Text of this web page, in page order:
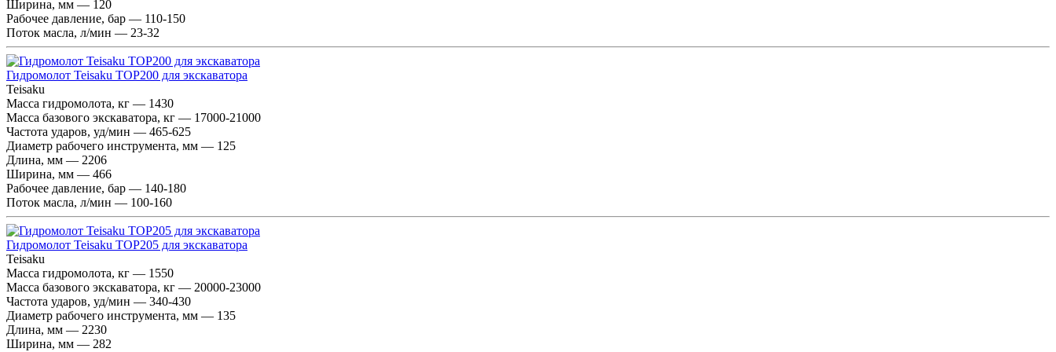
Ширина, мм — 120
Рабочее давление, бар — 110-150
Поток масла, л/мин — 23-32
Гидромолот Teisaku TOP200 для экскаватора
Teisaku
Масса гидромолота, кг — 1430
Масса базового экскаватора, кг — 17000-21000
Частота ударов, уд/мин — 465-625
Диаметр рабочего инструмента, мм — 125
Длина, мм — 2206
Ширина, мм — 466
Рабочее давление, бар — 140-180
Поток масла, л/мин — 100-160
Гидромолот Teisaku TOP205 для экскаватора
Teisaku
Масса гидромолота, кг — 1550
Масса базового экскаватора, кг — 20000-23000
Частота ударов, уд/мин — 340-430
Диаметр рабочего инструмента, мм — 135
Длина, мм — 2230
Ширина, мм — 282